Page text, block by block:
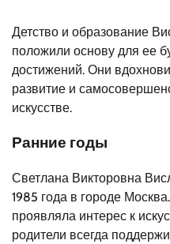
Детство и образование
положили основу для ее
достижений. Они
развитие и
искусстве.
Ранние годы
Светлана Викторовна
1985 года в городе
проявляла интерес к
родители всегда